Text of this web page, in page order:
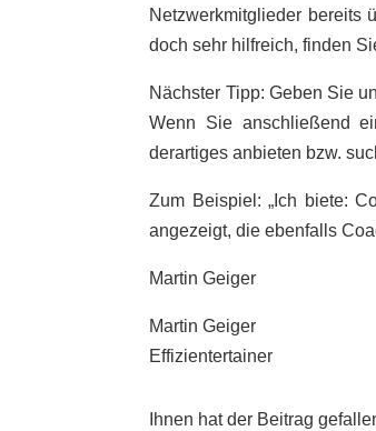
Netzwerkmitglieder bereits
doch sehr hilfreich, finden
Nächster Tipp: Geben Sie
Wenn Sie anschließend
derartiges anbieten bzw.
Zum Beispiel: „Ich biete:
angezeigt, die ebenfalls
Martin Geiger
Martin Geiger
Effizientertainer
Ihnen hat der Beitrag